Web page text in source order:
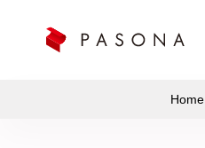
Home